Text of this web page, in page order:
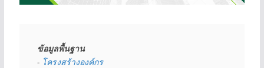
ข้อมูลพื้นฐาน
- โครงสร้างองค์กร